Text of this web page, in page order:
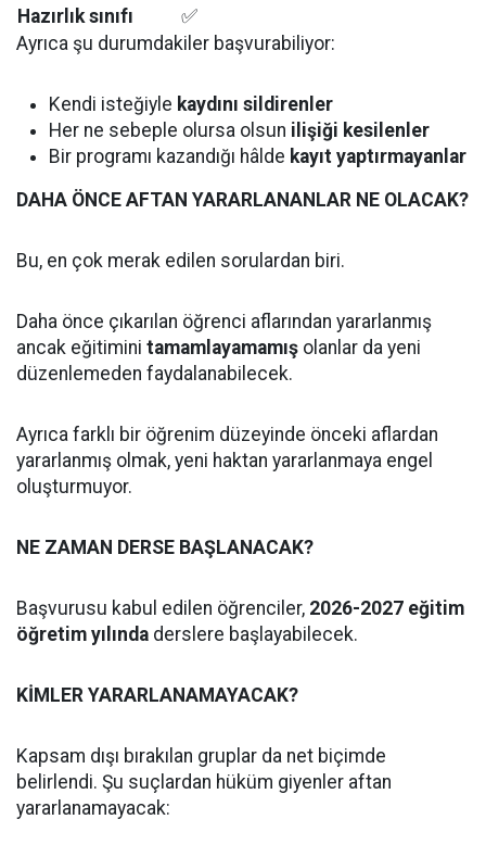
Hazırlık sınıfı
✅
Ayrıca şu durumdakiler başvurabiliyor:
Kendi isteğiyle kaydını sildirenler
Her ne sebeple olursa olsun ilişiği kesilenler
Bir programı kazandığı hâlde kayıt yaptırmayanlar
DAHA ÖNCE AFTAN YARARLANANLAR NE OLACAK?
Bu, en çok merak edilen sorulardan biri.
Daha önce çıkarılan öğrenci aflarından yararlanmış
ancak eğitimini tamamlayamamış olanlar da yeni
düzenlemeden faydalanabilecek.
Ayrıca farklı bir öğrenim düzeyinde önceki aflardan
yararlanmış olmak, yeni haktan yararlanmaya engel
oluşturmuyor.
NE ZAMAN DERSE BAŞLANACAK?
Başvurusu kabul edilen öğrenciler, 2026-2027 eğitim
öğretim yılında derslere başlayabilecek.
KİMLER YARARLANAMAYACAK?
Kapsam dışı bırakılan gruplar da net biçimde
belirlendi. Şu suçlardan hüküm giyenler aftan
yararlanamayacak: